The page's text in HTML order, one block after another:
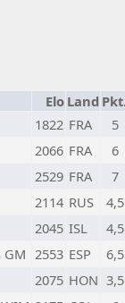
Elo Land
1822 FRA
5
2066 FRA
6
2529 FRA
7
2114 RUS
4,5
2045 ISL
4,5
2553 ESP
6,5
2075 HON 3,5